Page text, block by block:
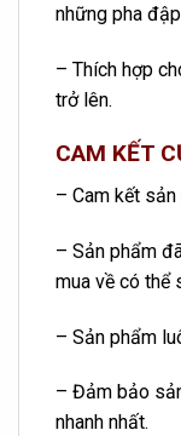
những pha
– Thích hợp
trở lên.
CAM KẾT
– Cam kết
– Sản phẩm
mua về có thể
– Sản phẩm
– Đảm bảo
nhanh nhất.